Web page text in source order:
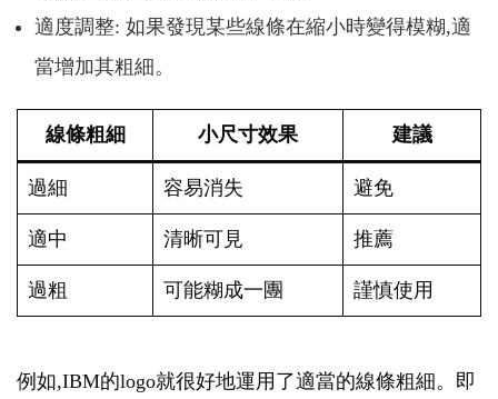
適度調整: 如果發現某些線條在縮小時變得模糊,適
當增加其粗細。
線條粗細 小尺寸效果 建議
過細 容易消失 避免
適中 清晰可見 推薦
過粗 可能糊成一團 謹慎使用
例如,IBM的logo就很好地運用了適當的線條粗細。即